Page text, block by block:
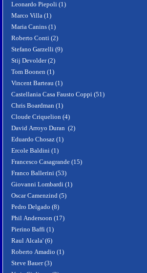
Leonardo Piepoli (1)
Marco Villa (1)
Maria Canins (1)
Roberto Conti (2)
Stefano Garzelli (9)
Stij Devolder (2)
Tom Boonen (1)
Vincent Barteau (1)
Castellania Casa Fausto Coppi (51)
Chris Boardman (1)
Cloude Criquelion (4)
David Arroyo Duran (2)
Eduardo Chosaz (1)
Ercole Baldini (1)
Francesco Casagrande (15)
Franco Ballerini (53)
Giovanni Lombardi (1)
Oscar Camenzind (5)
Pedro Delgado (8)
Phil Andersoon (17)
Pierino Baffi (1)
Raul Alcala' (6)
Roberto Amadio (1)
Steve Bauer (3)